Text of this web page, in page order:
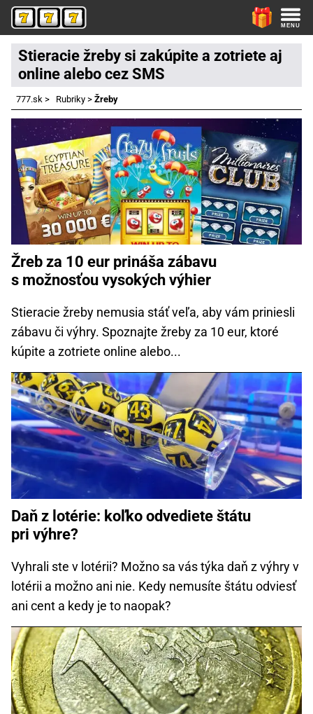
Stieracie žreby si zakúpite a zotriete aj
online alebo cez SMS
777.sk > Rubriky > Žreby
Žreb za 10 eur prináša zábavu
s možnosťou vysokých výhier
Stieracie žreby nemusia stáť veľa, aby vám priniesli
zábavu či výhry. Spoznajte žreby za 10 eur, ktoré
kúpite a zotriete online alebo...
Daň z lotérie: koľko odvediete štátu
pri výhre?
Vyhrali ste v lotérii? Možno sa vás týka daň z výhry v
lotérii a možno ani nie. Kedy nemusíte štátu odviesť
ani cent a kedy je to naopak?